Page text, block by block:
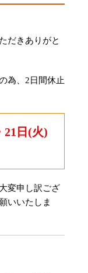
だきありがと
為、2日間休止
21日(火)
変申し訳ござ
いいたしま